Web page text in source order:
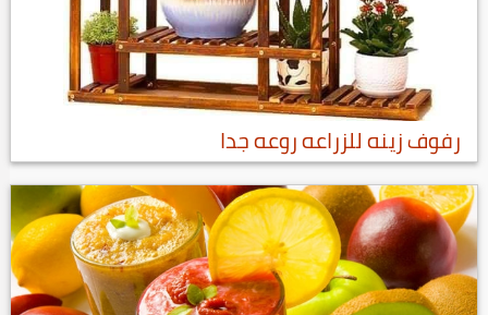
رفوف زينه للزراعه روعه جدا